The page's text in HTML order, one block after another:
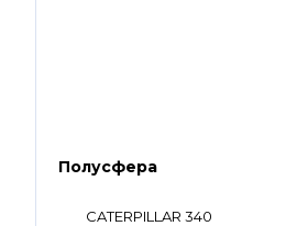
Полусфера
CATERPILLAR 340